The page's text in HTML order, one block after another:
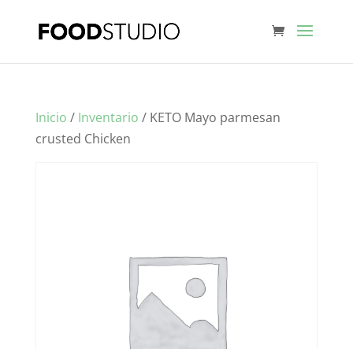
Inicio / Inventario / KETO Mayo parmesan
crusted Chicken